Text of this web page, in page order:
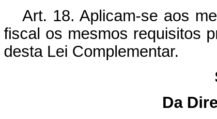
Art. 18. Aplicam-se aos
fiscal os mesmos requisitos
desta Lei Complementar.
Da